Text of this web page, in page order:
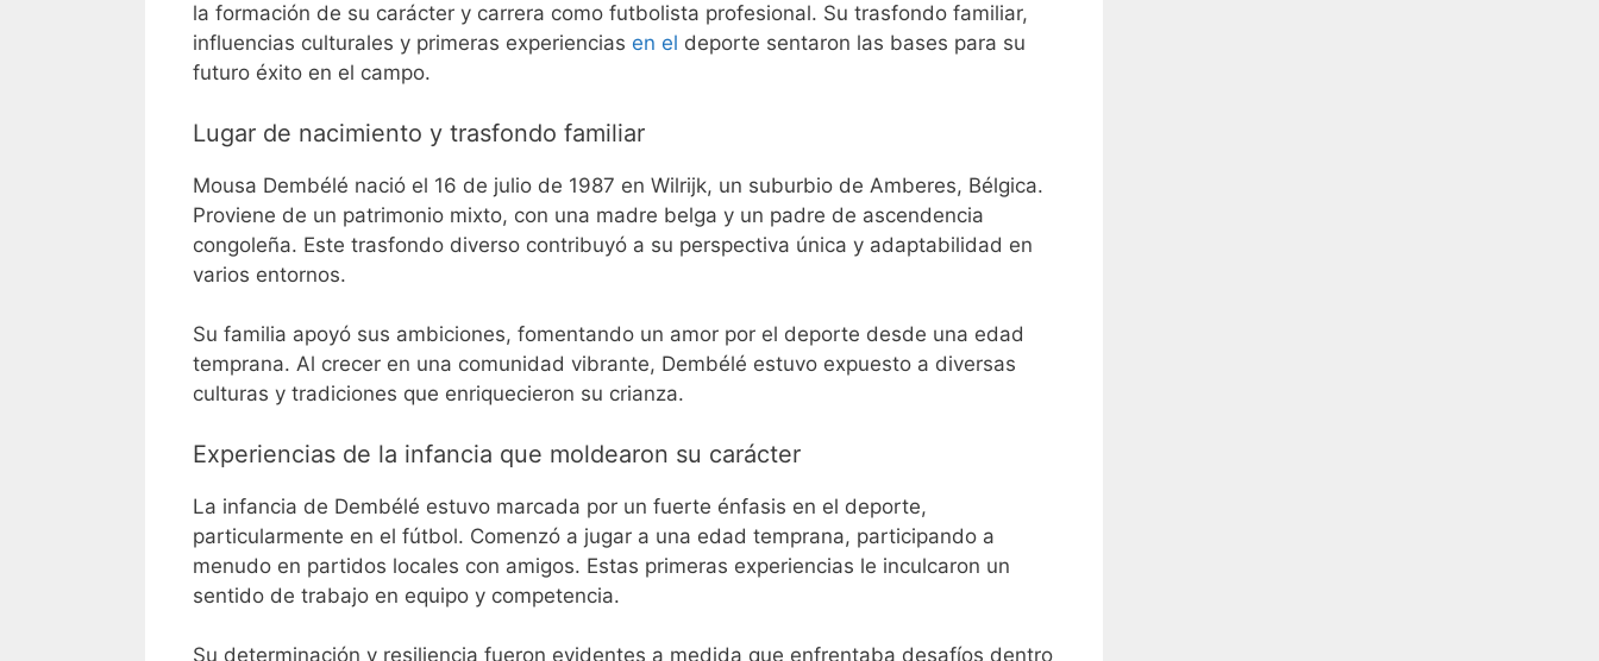
la formación de su carácter y carrera como futbolista profesional. Su trasfondo familiar,
influencias culturales y primeras experiencias en el deporte sentaron las bases para su
futuro éxito en el campo.
Lugar de nacimiento y trasfondo familiar
Mousa Dembélé nació el 16 de julio de 1987 en Wilrijk, un suburbio de Amberes, Bélgica.
Proviene de un patrimonio mixto, con una madre belga y un padre de ascendencia
congoleña. Este trasfondo diverso contribuyó a su perspectiva única y adaptabilidad en
varios entornos.
Su familia apoyó sus ambiciones, fomentando un amor por el deporte desde una edad
temprana. Al crecer en una comunidad vibrante, Dembélé estuvo expuesto a diversas
culturas y tradiciones que enriquecieron su crianza.
Experiencias de la infancia que moldearon su carácter
La infancia de Dembélé estuvo marcada por un fuerte énfasis en el deporte,
particularmente en el fútbol. Comenzó a jugar a una edad temprana, participando a
menudo en partidos locales con amigos. Estas primeras experiencias le inculcaron un
sentido de trabajo en equipo y competencia.
Su determinación y resiliencia fueron evidentes a medida que enfrentaba desafíos dentro